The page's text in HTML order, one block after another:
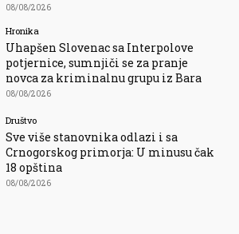
08/08/2026
Hronika
Uhapšen Slovenac sa Interpolove
potjernice, sumnjiči se za pranje
novca za kriminalnu grupu iz Bara
08/08/2026
Društvo
Sve više stanovnika odlazi i sa
Crnogorskog primorja: U minusu čak
18 opština
08/08/2026